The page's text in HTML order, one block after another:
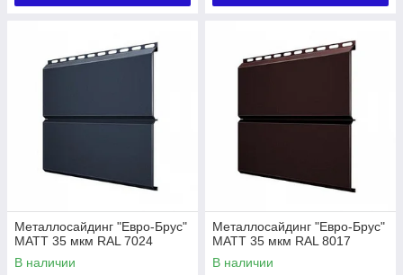
Металлосайдинг "Евро-Брус"
МАТТ 35 мкм RAL 7024
В наличии
Металлосайдинг "Евро-Брус"
МАТТ 35 мкм RAL 8017
В наличии